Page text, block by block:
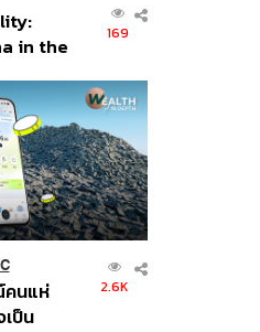
in the
169
คนแห่
ป็น
2.6K